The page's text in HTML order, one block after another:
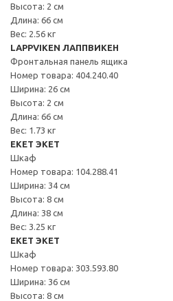
Высота: 2 см
Длина: 66 см
Вес: 2.56 кг
LAPPVIKEN ЛАППВИКЕН
Фронтальная панель ящика
Номер товара: 404.240.40
Ширина: 26 см
Высота: 2 см
Длина: 66 см
Вес: 1.73 кг
EKET ЭКЕТ
Шкаф
Номер товара: 104.288.41
Ширина: 34 см
Высота: 8 см
Длина: 38 см
Вес: 3.25 кг
EKET ЭКЕТ
Шкаф
Номер товара: 303.593.80
Ширина: 36 см
Высота: 8 см